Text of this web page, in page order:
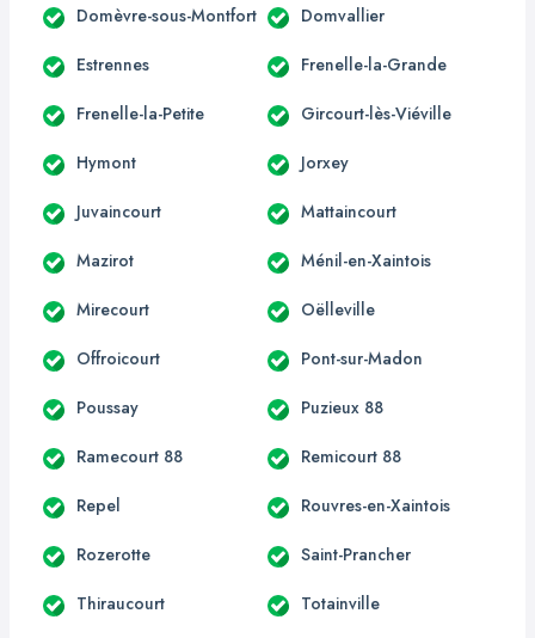
Domèvre-sous-Montfort Domvallier
Estrennes Frenelle-la-Grande
Frenelle-la-Petite Gircourt-lès-Viéville
Hymont Jorxey
Juvaincourt Mattaincourt
Mazirot Ménil-en-Xaintois
Mirecourt Oëlleville
Offroicourt Pont-sur-Madon
Poussay Puzieux 88
Ramecourt 88 Remicourt 88
Repel Rouvres-en-Xaintois
Rozerotte Saint-Prancher
Thiraucourt Totainville